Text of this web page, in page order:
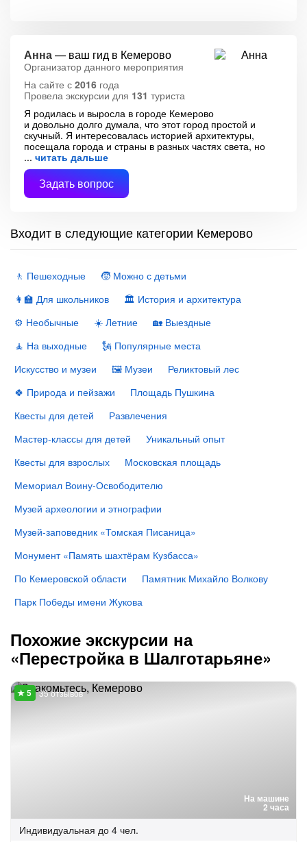
Анна— ваш гид в Кемерово
Организатор данного мероприятия
На сайте с 2016 года
Провела экскурсии для 131 туриста
Я родилась и выросла в городе Кемерово
и довольно долго думала, что этот город простой и
скучный. Я интересовалась историей архитектуры,
посещала города и страны в разных частях света, но
читать дальше
Задать вопрос
Входит в следующие категории Кемерово
🚶 Пешеходные
🧒 Можно с детьми
👩‍🏫 Для школьников
🏛 История и архитектура
⚙️ Необычные
☀️ Летние
🏡 Выездные
🧘 На выходные
🗽 Популярные места
Искусство и музеи
🖼 Музеи
Реликтовый лес
🍀 Природа и пейзажи
Площадь Пушкина
Квесты для детей
Развлечения
Мастер-классы для детей
Уникальный опыт
Квесты для взрослых
Московская площадь
Мемориал Воину-Освободителю
Музей археологии и этнографии
Музей-заповедник «Томская Писаница»
Монумент «Память шахтёрам Кузбасса»
По Кемеровской области
Памятник Михайло Волкову
Парк Победы имени Жукова
Похожие экскурсии на
«Перестройка в Шалготарьяне»
На машине
2 часа
35 отзывов
Индивидуальная до 4 чел.